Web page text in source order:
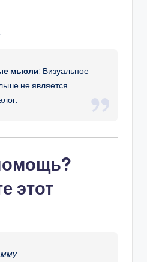
мысли: Визуальное
не является
этот